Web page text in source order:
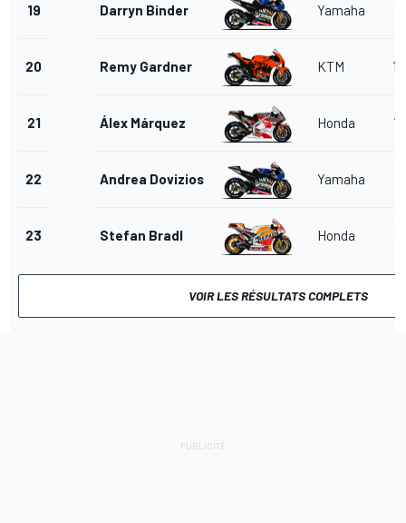
19 Darryn Binder Yamaha
20 Remy Gardner KTM 14
21 Álex Márquez Honda 13
22 Andrea Dovizioso Yamaha
23 Stefan Bradl Honda
VOIR LES RÉSULTATS COMPLETS